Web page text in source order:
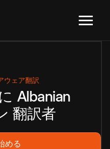
ウェア翻訳
Albanian
翻訳者
める